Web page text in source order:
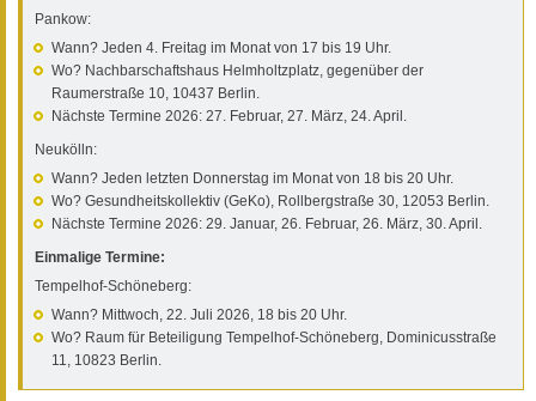
Pankow:
Wann? Jeden 4. Freitag im Monat von 17 bis 19 Uhr.
Wo? Nachbarschaftshaus Helmholtzplatz, gegenüber der
Raumerstraße 10, 10437 Berlin.
Nächste Termine 2026: 27. Februar, 27. März, 24. April.
Neukölln:
Wann? Jeden letzten Donnerstag im Monat von 18 bis 20 Uhr.
Wo? Gesundheitskollektiv (GeKo), Rollbergstraße 30, 12053 Berlin.
Nächste Termine 2026: 29. Januar, 26. Februar, 26. März, 30. April.
Einmalige Termine:
Tempelhof-Schöneberg:
Wann? Mittwoch, 22. Juli 2026, 18 bis 20 Uhr.
Wo? Raum für Beteiligung Tempelhof-Schöneberg, Dominicusstraße
11, 10823 Berlin.